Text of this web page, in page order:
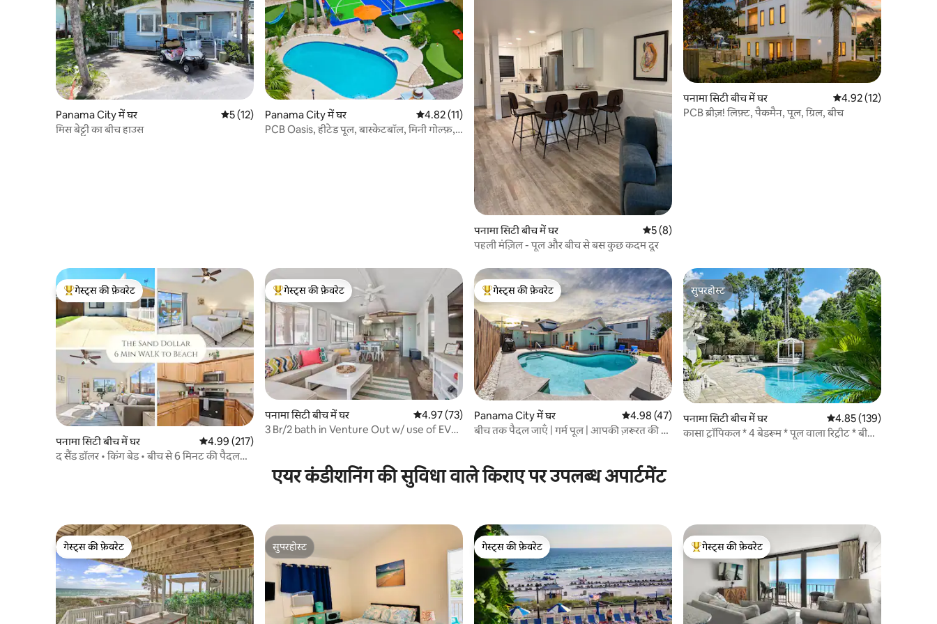
Panama City में घर औसत रेटिंग 5 में से 5, 12 समीक्षाएँ
5 (12)
मिस बेट्टी का बीच हाउस
Panama City में घर औसत रेटिंग 5 में से 4.82, 11 समीक्षाएँ
4.82 (11)
PCB Oasis, हीटेड पूल, बास्केटबॉल, मिनी गोल्फ़,
पनामा सिटी बीच में घर औसत रेटिंग 5 में से 5, 8 समीक्षाएँ
5 (8)
पहली मंज़िल - पूल और बीच से बस कुछ कदम दूर
पनामा सिटी बीच में घर औसत रेटिंग 5 में से 4.92,
4.92 (12)
PCB ब्रीज़! लिफ़्ट, पैकमैन, पूल, ग्रिल, बीच
गेस्ट्स का टॉप फ़ेवरेट
गेस्ट्स की फ़ेवरेट
पनामा सिटी बीच में घर औसत रेटिंग 5 में से 4.99, 217 समीक्षाएँ
4.99 (217)
द सैंड डॉलर • किंग बेड • बीच से 6 मिनट की पैदल
गेस्ट्स का टॉप फ़ेवरेट
गेस्ट्स की फ़ेवरेट
पनामा सिटी बीच में घर औसत रेटिंग 5 में से 4.97, 73 समीक्षाएँ
4.97 (73)
3 Br/2 bath in Venture Out w/ use of EV
गेस्ट्स का टॉप फ़ेवरेट
गेस्ट्स की फ़ेवरेट
Panama City में घर औसत रेटिंग 5 में से 4.98, 47 समीक्षाएँ
4.98 (47)
बीच तक पैदल जाएँ | गर्म पूल | आपकी ज़रूरत की हर
सुपरहोस्ट
सुपरहोस्ट
पनामा सिटी बीच में घर औसत रेटिंग 5 में से 4.85,
4.85 (139)
कासा ट्रॉपिकल * 4 बेडरूम * पूल वाला रिट्रीट * बीच
एयर कंडीशनिंग की सुविधा वाले किराए पर उपलब्ध अपार्टमेंट
गेस्ट्स की फ़ेवरेट
गेस्ट्स की फ़ेवरेट
सुपरहोस्ट
सुपरहोस्ट
गेस्ट्स की फ़ेवरेट
गेस्ट्स की फ़ेवरेट
गेस्ट्स का टॉप फ़ेवरेट
गेस्ट्स की फ़ेवरेट